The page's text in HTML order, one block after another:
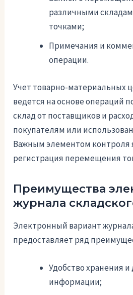
различными
точками;
Примечания и
операции.
Учет товарно-материальных
ведется на основе операций
склад от поставщиков и
покупателям или
Важным элементом контроля
регистрация перемещения
Преимущества
журнала
Электронный вариант
предоставляет ряд
Удобство хранения и
информации;